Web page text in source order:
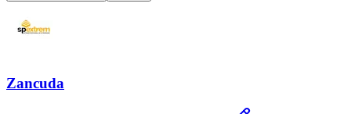
Zancuda